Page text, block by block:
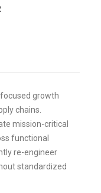
growth
chains.
mission-critical
functional
re-engineer
standardized